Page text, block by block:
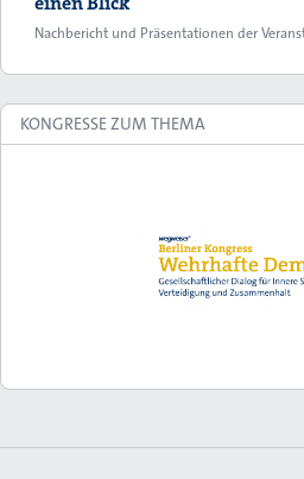
Nachbericht und Präsentationen der
KONGRESSE ZUM THEMA